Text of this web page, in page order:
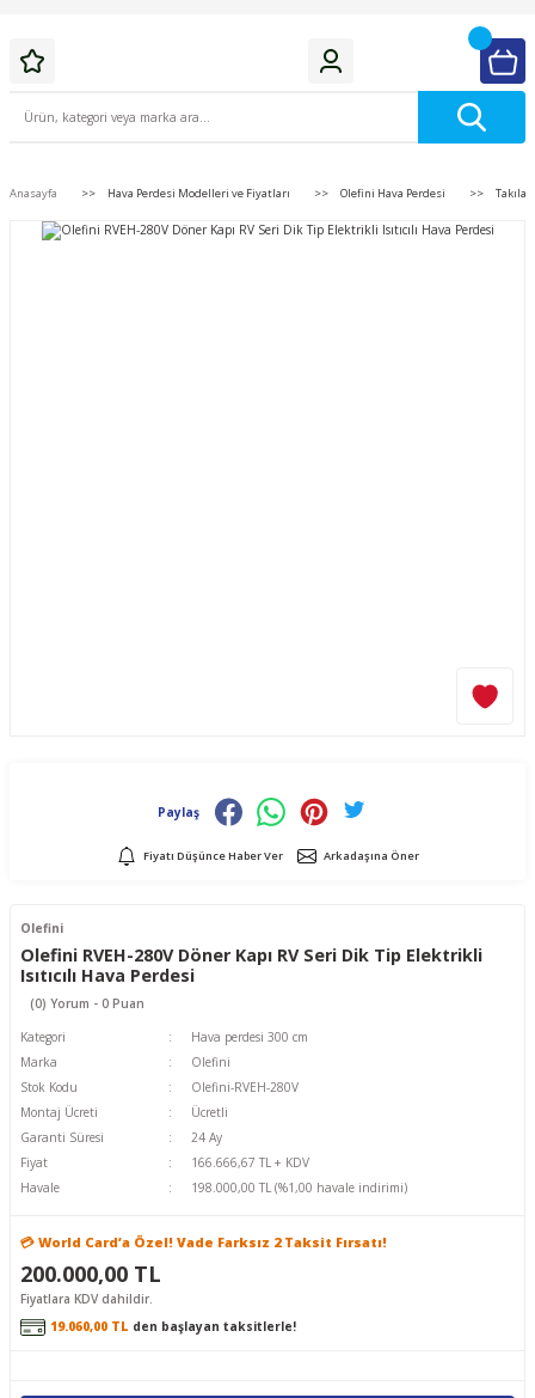
Anasayfa Hava Perdesi Modelleri ve Fiyatları Olefini Hava Perdesi
Paylaş
Fiyatı Düşünce Haber Ver Arkadaşına Öner
Olefini
Olefini RVEH-280V Döner Kapı RV Seri Dik Tip Elektrikli
Isıtıcılı Hava Perdesi
(0) Yorum - 0 Puan
Kategori
Hava perdesi 300 cm
Marka
Olefini
Stok Kodu
Olefini-RVEH-280V
Montaj Ücreti
Ücretli
Garanti Süresi
24 Ay
Fiyat
166.666,67 TL + KDV
Havale
198.000,00 TL (%1,00 havale indirimi)
💳 World Card’a Özel! Vade Farksız 2 Taksit Fırsatı!
200.000,00 TL
Fiyatlara KDV dahildir.
19.060,00 TL den başlayan taksitlerle!